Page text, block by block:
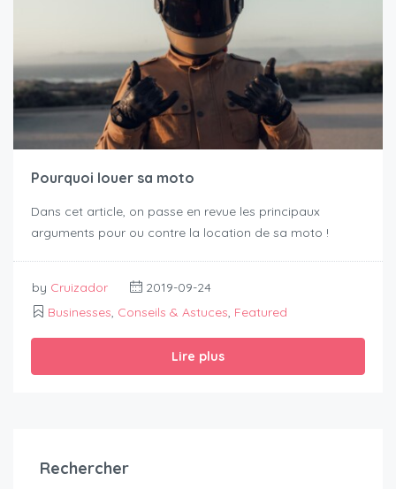
Pourquoi louer sa moto
Dans cet article, on passe en revue les principaux
arguments pour ou contre la location de sa moto !
by Cruizador
2019-09-24
Businesses, Conseils & Astuces, Featured
Lire plus
Rechercher